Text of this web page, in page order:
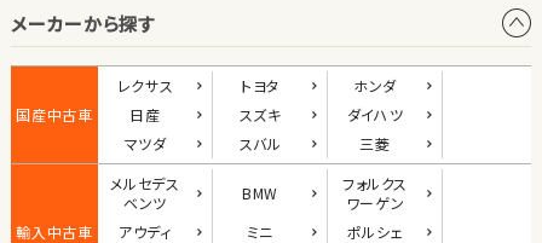
1位
ダイハツ
コペン
2
メーカーから探す
国産中古車
レクサス トヨタ
ホンダ
日産
スズキ
ダイハツ
マツダ
スバル 三菱
輸入中古車
メルセデス
ベンツ
BMW
フォルクス
ワーゲン
アウディ
ミニ
ポルシェ